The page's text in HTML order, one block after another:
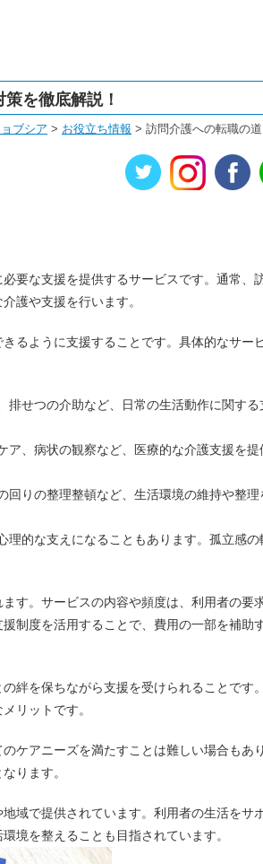
を徹底解説！
ブシア > お役立ち情報 > 訪問介護への転職の
要な支援を提供するサービスです。通常、
護や支援を行います。
るように支援することです。具体的なサー
排せつの介助など、日常の生活動作に関する
ア、病状の観察など、医療的な介護支援を提
回りの整理整頓など、生活環境の維持や整理
理的な支えになることもあります。孤立感の
す。サービスの内容や頻度は、利用者の要
制度を活用することで、費用の一部を補助
絆を保ちながら支援を受けられることです
リットです。
ケアニーズを満たすことは難しい場合もあ
ります。
域で提供されています。利用者の生活をサ
境を整えることも目指されています。